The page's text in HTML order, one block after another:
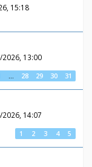
15:18
2026, 13:00
… 28 29 30 31
2026, 14:07
1 2 3 4 5